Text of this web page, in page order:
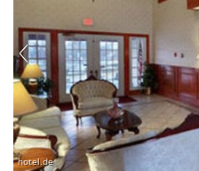
hotel.de